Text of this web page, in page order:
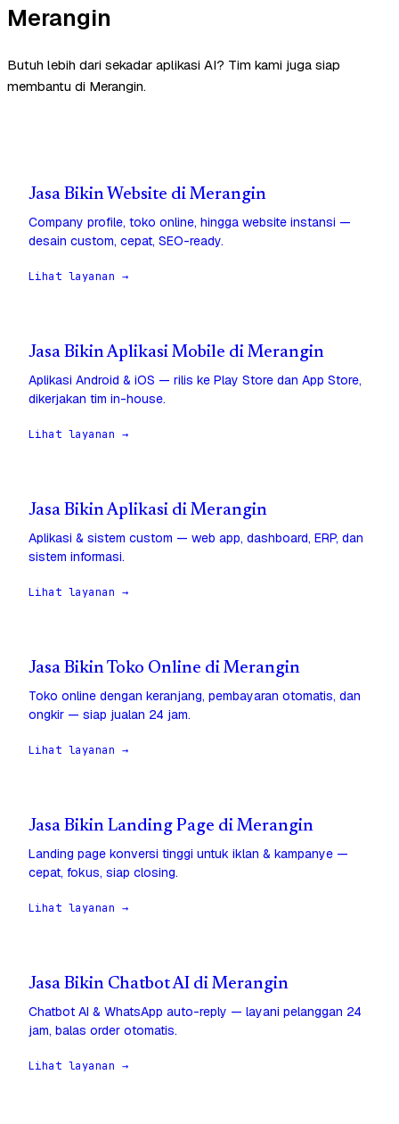
Merangin
Butuh lebih dari sekadar aplikasi AI? Tim kami juga siap
membantu di Merangin.
Jasa Bikin Website di Merangin
Company profile, toko online, hingga website instansi —
desain custom, cepat, SEO-ready.
Lihat layanan →
Jasa Bikin Aplikasi Mobile di Merangin
Aplikasi Android & iOS — rilis ke Play Store dan App Store,
dikerjakan tim in-house.
Lihat layanan →
Jasa Bikin Aplikasi di Merangin
Aplikasi & sistem custom — web app, dashboard, ERP, dan
sistem informasi.
Lihat layanan →
Jasa Bikin Toko Online di Merangin
Toko online dengan keranjang, pembayaran otomatis, dan
ongkir — siap jualan 24 jam.
Lihat layanan →
Jasa Bikin Landing Page di Merangin
Landing page konversi tinggi untuk iklan & kampanye —
cepat, fokus, siap closing.
Lihat layanan →
Jasa Bikin Chatbot AI di Merangin
Chatbot AI & WhatsApp auto-reply — layani pelanggan 24
jam, balas order otomatis.
Lihat layanan →